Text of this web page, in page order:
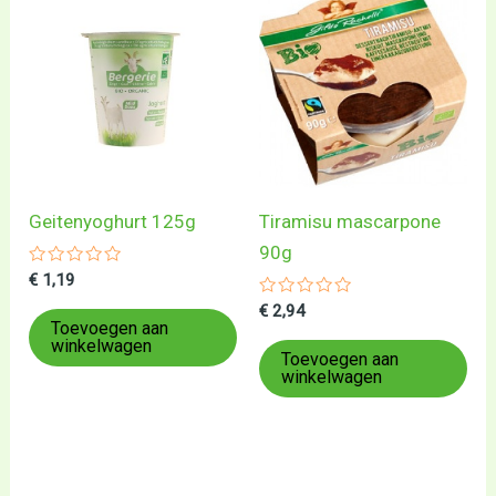
Geitenyoghurt 125g
Gewaardeerd
uit
5
€ 1,19
Toevoegen aan
winkelwagen
Tiramisu mascarpone
90g
Gewaardeerd
uit
5
€ 2,94
Toevoegen aan
winkelwagen